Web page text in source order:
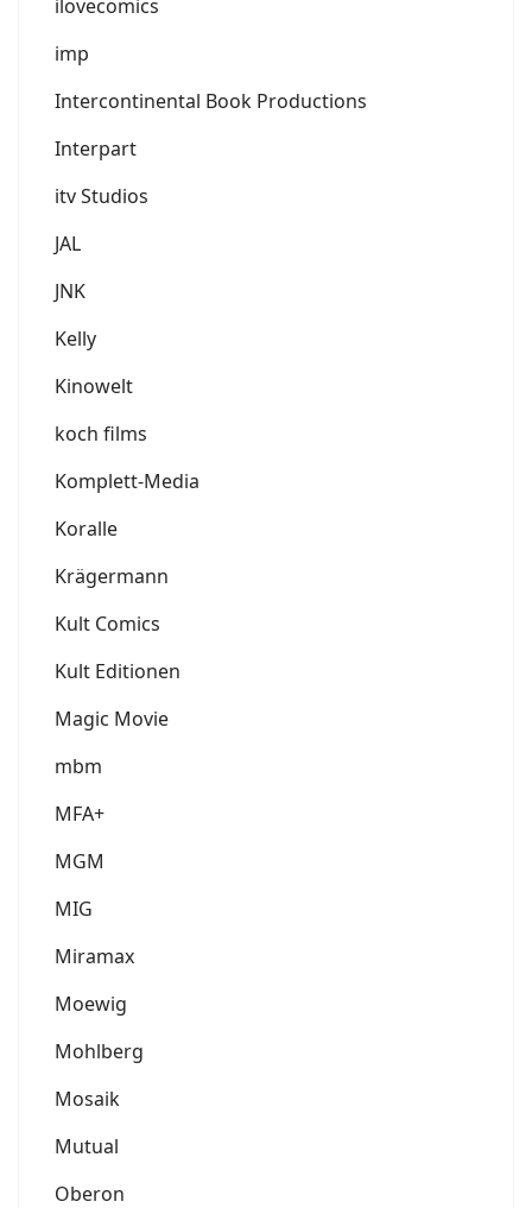
ilovecomics
imp
Intercontinental Book Productions
Interpart
itv Studios
JAL
JNK
Kelly
Kinowelt
koch films
Komplett-Media
Koralle
Krägermann
Kult Comics
Kult Editionen
Magic Movie
mbm
MFA+
MGM
MIG
Miramax
Moewig
Mohlberg
Mosaik
Mutual
Oberon